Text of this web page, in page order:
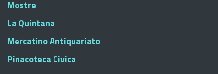
Mostre
La Quintana
Mercatino Antiquariato
Pinacoteca Civica